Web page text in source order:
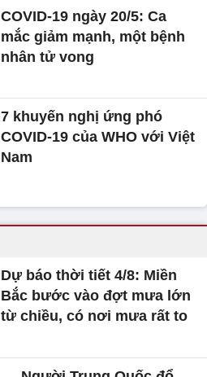
COVID-19 ngày 20/5: Ca
mắc giảm mạnh, một bệnh
nhân tử vong
7 khuyến nghị ứng phó
COVID-19 của WHO với Việt
Nam
Dự báo thời tiết 4/8: Miền
Bắc bước vào đợt mưa lớn
từ chiều, có nơi mưa rất to